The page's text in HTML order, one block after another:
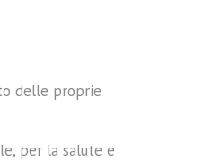
delle proprie
per la salute e